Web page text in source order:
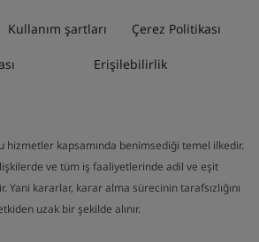
Kullanım şartları Çerez Politikası
Erişilebilirlik
hizmetler kapsamında benimsediği temel ilkedir.
ve tüm iş faaliyetlerinde adil ve eşit
Yani kararlar, karar alma sürecinin tarafsızlığını
uzak bir şekilde alınır.